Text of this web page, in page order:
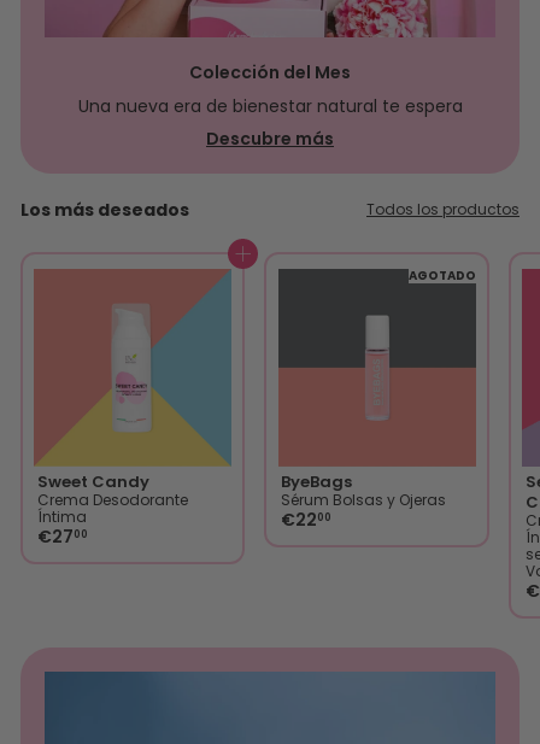
Colección del Mes
Una nueva era de bienestar natural te espera
Descubre más
Los más deseados Todos los productos
AGREGAR AL CARRITO
Sweet Candy
Crema Desodorante
Íntima
€2700
AGOTADO
ByeBags
Sérum Bolsas y Ojeras
€2200